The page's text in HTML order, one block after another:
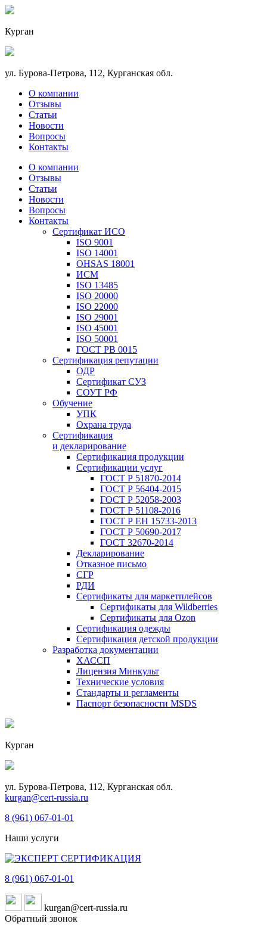
Курган
ул. Бурова-Петрова, 112, Курганская обл.
О компании
Отзывы
Статьи
Новости
Вопросы
Контакты
О компании
Отзывы
Статьи
Новости
Вопросы
Контакты
Сертификат ИСО
ISO 9001
ISO 14001
OHSAS 18001
ИСМ
ISO 13485
ISO 20000
ISO 22000
ISO 29001
ISO 45001
ISO 50001
ГОСТ РВ 0015
Сертификация репутации
ОДР
Сертификат СУЗ
СОУТ РФ
Обучение
УПК
Охрана труда
Сертификация
и декларирование
Сертификация продукции
Сертификации услуг
ГОСТ Р 51870-2014
ГОСТ Р 56404-2015
ГОСТ Р 52058-2003
ГОСТ Р 51108-2016
ГОСТ Р ЕН 15733-2013
ГОСТ Р 50690-2017
ГОСТ 32670-2014
Декларирование
Отказное письмо
СГР
РДИ
Сертификаты для маркетплейсов
Сертификаты для Wildberries
Сертификаты для Ozon
Сертификация одежды
Сертификация детской продукции
Разработка документации
ХАССП
Лицензия Минкульт
Технические условия
Стандарты и регламенты
Паспорт безопасности MSDS
Курган
ул. Бурова-Петрова, 112, Курганская обл.
kurgan@cert-russia.ru
8 (961) 067-01-01
Наши услуги
8 (961) 067-01-01
kurgan@cert-russia.ru
Обратный звонок